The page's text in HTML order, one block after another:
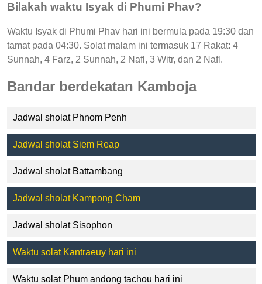
Bilakah waktu Isyak di Phumi Phav?
Waktu Isyak di Phumi Phav hari ini bermula pada 19:30 dan
tamat pada 04:30. Solat malam ini termasuk 17 Rakat: 4
Sunnah, 4 Farz, 2 Sunnah, 2 Nafl, 3 Witr, dan 2 Nafl.
Bandar berdekatan Kamboja
Jadwal sholat Phnom Penh
Jadwal sholat Siem Reap
Jadwal sholat Battambang
Jadwal sholat Kampong Cham
Jadwal sholat Sisophon
Waktu solat Kantraeuy hari ini
Waktu solat Phum andong tachou hari ini